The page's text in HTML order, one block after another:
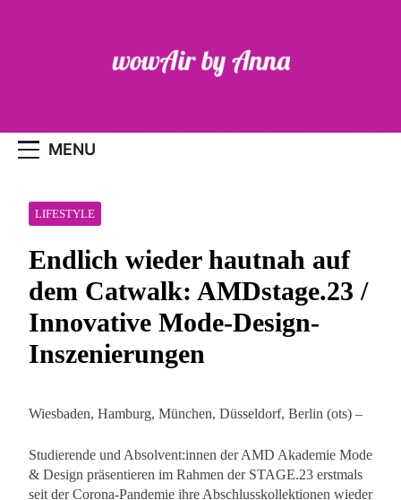
MENU
LIFESTYLE
Endlich wieder hautnah auf
dem Catwalk: AMDstage.23 /
Innovative Mode-Design-
Inszenierungen
Wiesbaden, Hamburg, München, Düsseldorf, Berlin (ots) –
Studierende und Absolvent:innen der AMD Akademie Mode
& Design präsentieren im Rahmen der STAGE.23 erstmals
seit der Corona-Pandemie ihre Abschlusskollektionen wieder